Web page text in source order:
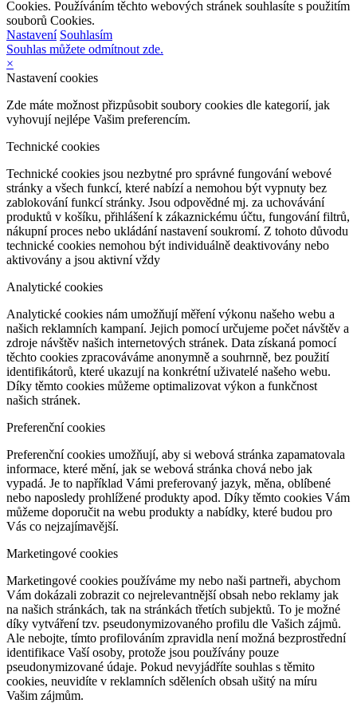
Cookies. Používáním těchto webových stránek souhlasíte s použitím
souborů Cookies.
Nastavení Souhlasím
Souhlas můžete odmítnout zde.
×
Nastavení cookies
Zde máte možnost přizpůsobit soubory cookies dle kategorií, jak
vyhovují nejlépe Vašim preferencím.
Technické cookies
Technické cookies jsou nezbytné pro správné fungování webové
stránky a všech funkcí, které nabízí a nemohou být vypnuty bez
zablokování funkcí stránky. Jsou odpovědné mj. za uchovávání
produktů v košíku, přihlášení k zákaznickému účtu, fungování filtrů,
nákupní proces nebo ukládání nastavení soukromí. Z tohoto důvodu
technické cookies nemohou být individuálně deaktivovány nebo
aktivovány a jsou aktivní vždy
Analytické cookies
Analytické cookies nám umožňují měření výkonu našeho webu a
našich reklamních kampaní. Jejich pomocí určujeme počet návštěv a
zdroje návštěv našich internetových stránek. Data získaná pomocí
těchto cookies zpracováváme anonymně a souhrnně, bez použití
identifikátorů, které ukazují na konkrétní uživatelé našeho webu.
Díky těmto cookies můžeme optimalizovat výkon a funkčnost
našich stránek.
Preferenční cookies
Preferenční cookies umožňují, aby si webová stránka zapamatovala
informace, které mění, jak se webová stránka chová nebo jak
vypadá. Je to například Vámi preferovaný jazyk, měna, oblíbené
nebo naposledy prohlížené produkty apod. Díky těmto cookies Vám
můžeme doporučit na webu produkty a nabídky, které budou pro
Vás co nejzajímavější.
Marketingové cookies
Marketingové cookies používáme my nebo naši partneři, abychom
Vám dokázali zobrazit co nejrelevantnější obsah nebo reklamy jak
na našich stránkách, tak na stránkách třetích subjektů. To je možné
díky vytváření tzv. pseudonymizovaného profilu dle Vašich zájmů.
Ale nebojte, tímto profilováním zpravidla není možná bezprostřední
identifikace Vaší osoby, protože jsou používány pouze
pseudonymizované údaje. Pokud nevyjádříte souhlas s těmito
cookies, neuvidíte v reklamních sděleních obsah ušitý na míru
Vašim zájmům.